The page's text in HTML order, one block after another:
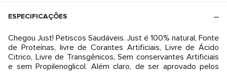
ESPECIFICAÇÕES
Chegou Just! Petiscos Saudáveis. Just é 100% natural, Fonte
de Proteínas, livre de Corantes Artificiais, Livre de Ácido
Citrico, Livre de Transgênicos, Sem conservantes Artificiais
e sem Propilenoglicol. Além claro, de ser aprovado pelos